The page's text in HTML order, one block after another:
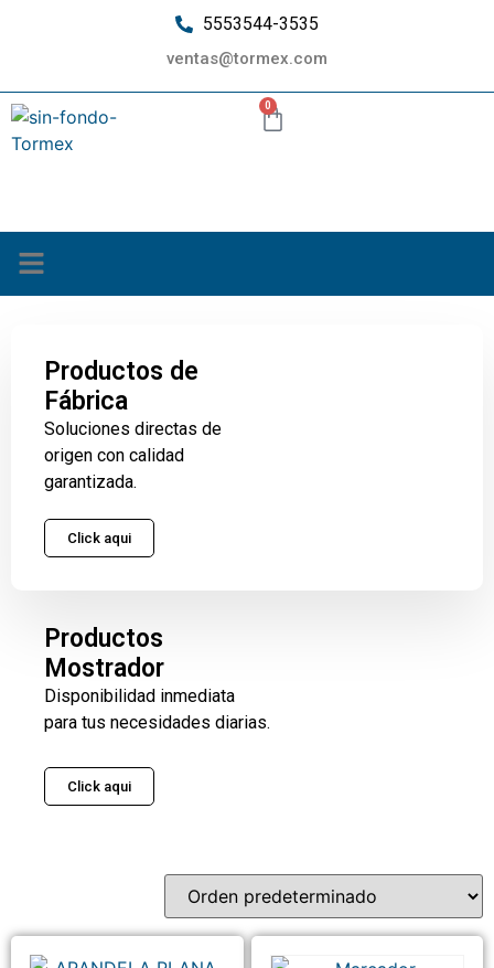
5553544-3535
ventas@tormex.com
0
Productos de
Fábrica
Soluciones directas de
origen con calidad
garantizada.
Click aqui
Productos
Mostrador
Disponibilidad inmediata
para tus necesidades diarias.
Click aqui